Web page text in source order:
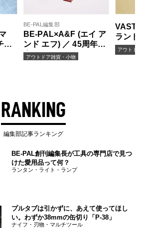
レ
BE-PAL編集部
BE-PAL×A&F (エイ ア
ンド エフ) ／ 45周年記
念 Bears Cannon（ベ
アウトドア雑貨・小物
ランド
ート厚
アウトドア
RANKING
編集部記事ランキング
BE-PAL創刊編集長が工具の専門店で見つ
けた愛用品って何？
ランタン・ライト・ランプ
プルタブは引かずに、あえて使ってほし
い。わずか38mmの缶切り「P-38」
ナイフ・刃物・マルチツール